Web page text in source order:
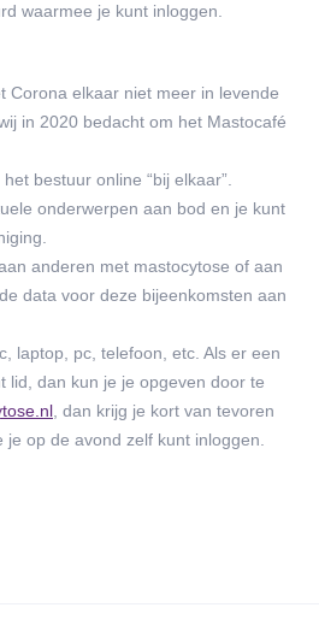
waarmee je kunt inloggen.
Corona elkaar niet meer in levende
in 2020 bedacht om het Mastocafé
bestuur online “bij elkaar”.
onderwerpen aan bod en je kunt
anderen met mastocytose of aan
data voor deze bijeenkomsten aan
laptop, pc, telefoon, etc. Als er een
lid, dan kun je je opgeven door te
, dan krijg je kort van tevoren
op de avond zelf kunt inloggen.